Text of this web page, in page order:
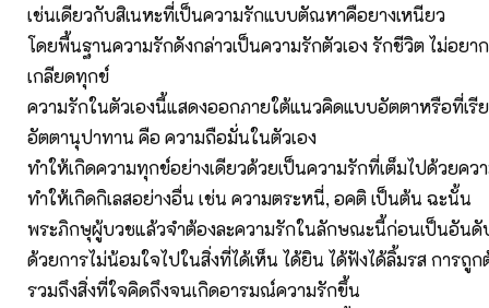
เช่นเดียวกับสิเนหะที่เป็นความรักแบบตัณหาคือยางเหนียว
โดยพื้นฐานความรักดังกล่าวเป็นความรักตัวเอง รักชีวิต ไม่อยา
เกลียดทุกข์
ความรักในตัวเองนี้แสดงออกภายใต้แนวคิดแบบอัตตาหรือที่เรี
อัตตานุปาทาน คือ ความถือมั่นในตัวเอง
ทำให้เกิดความทุกข์อย่างเดียวด้วยเป็นความรักที่เต็มไปด้วยคว
ทำให้เกิดกิเลสอย่างอื่น เช่น ความตระหนี่, อคติ เป็นต้น ฉะนั้น
พระภิกษุผู้บวชแล้วจำต้องละความรักในลักษณะนี้ก่อนเป็นอันดั
ด้วยการไม่น้อมใจไปในสิ่งที่ได้เห็น ได้ยิน ได้ฟังได้ลิ้มรส การถูก
รวมถึงสิ่งที่ใจคิดถึงจนเกิดอารมณ์ความรักขึ้น